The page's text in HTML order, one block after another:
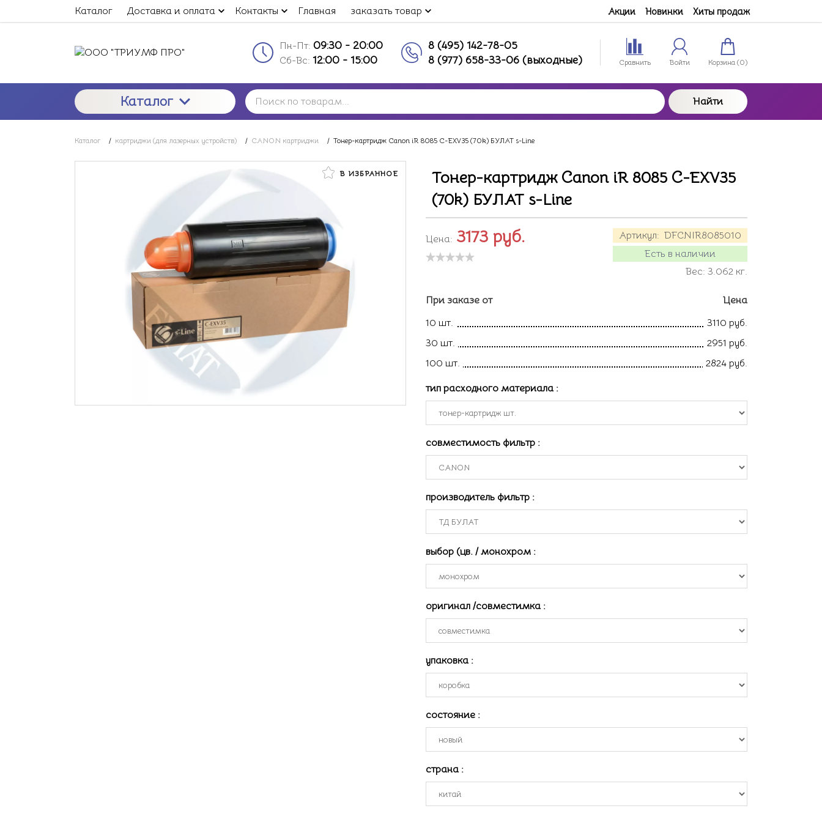
Каталог Доставка и оплата Контакты Главная заказать товар Акции Новинки Хиты продаж
Пн-Пт: 09:30 - 20:00
Сб-Вс: 12:00 - 15:00
8 (495) 142-78-05
8 (977) 658-33-06 (выходные)
Сравнить Войти Корзина (0)
Каталог Найти
Каталог / картриджи (для лазерных устройств) / CANON картриджи / Тонер-картридж Canon iR 8085 C-EXV35 (70k) БУЛАТ s-Line
В ИЗБРАННОЕ
Тонер-картридж Canon iR 8085 C-EXV35
(70k) БУЛАТ s-Line
Артикул: DFCNIR8085010
Есть в наличии
Вес: 3.062 кг.
Цена: 3173 руб.
При заказе от
Цена
10 шт.
3110 руб.
30 шт.
2951 руб.
100 шт.
2824 руб.
тип расходного материала :
совместимость фильтр :
производитель фильтр :
выбор (цв. / монохром :
оригинал /совместимка :
упаковка :
состояние :
страна :